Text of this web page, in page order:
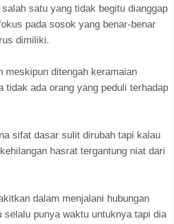
satu yang tidak begitu dianggap
pada sosok yang benar-benar
dimiliki.
meskipun ditengah keramaian
tidak ada orang yang peduli terhadap
sifat dasar sulit dirubah tapi kalau
hasrat tergantung niat dari
dalam menjalani hubungan
selalu punya waktu untuknya tapi dia